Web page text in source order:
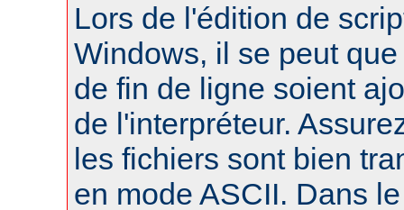
Lors de l'édition de
Windows, il se peut
de fin de ligne soient
de l'interpréteur.
les fichiers sont bien
en mode ASCII. Dans